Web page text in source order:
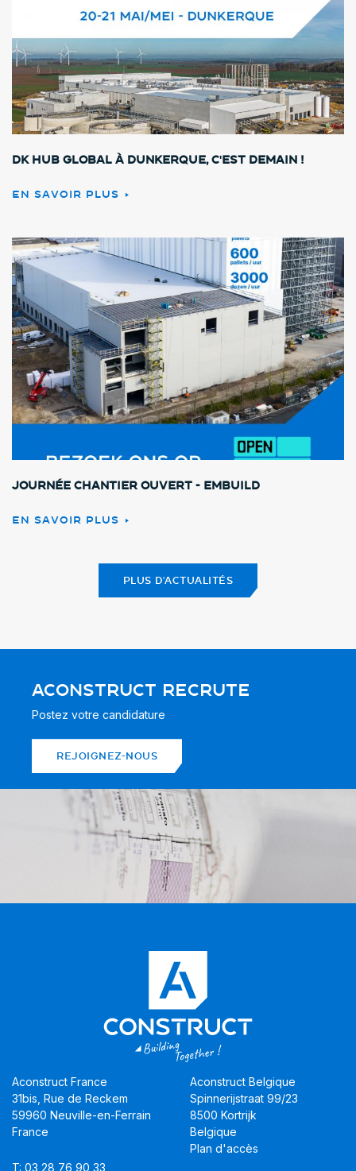
DK HUB GLOBAL à Dunkerque, c'est demain !
EN SAVOIR PLUS
Journée chantier ouvert - Embuild
EN SAVOIR PLUS
PLUS D'ACTUALITÉS
ACONSTRUCT RECRUTE
Postez votre candidature
REJOIGNEZ-NOUS
Aconstruct France
31bis, Rue de Reckem
59960 Neuville-en-Ferrain
France
T: 03 28 76 90 33
Aconstruct Belgique
Spinnerijstraat 99/23
8500 Kortrijk
Belgique
Plan d'accès